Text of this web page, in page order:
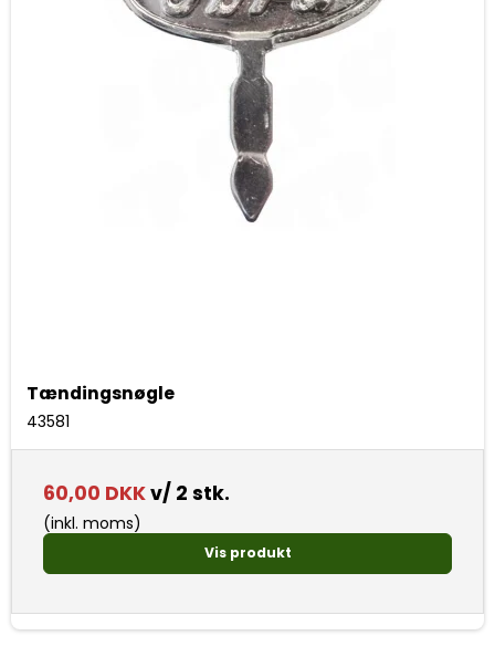
Tændingsnøgle
43581
60,00 DKKv/ 2 stk.
(inkl. moms)
Vis produkt